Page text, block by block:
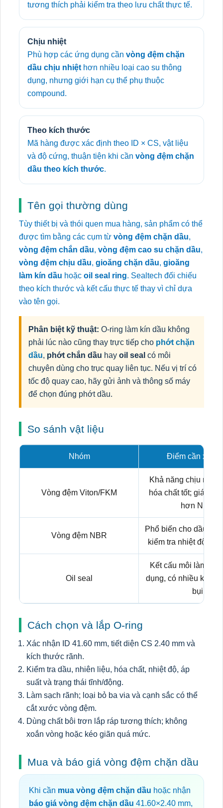
tương thích phải kiểm tra theo lưu chất thực tế.
Chịu nhiệt
Phù hợp các ứng dụng cần vòng đệm chặn
dầu chịu nhiệt hơn nhiều loại cao su thông
dụng, nhưng giới hạn cụ thể phụ thuộc
compound.
Theo kích thước
Mã hàng được xác định theo ID × CS, vật liệu
và độ cứng, thuận tiện khi cần vòng đệm chặn
dầu theo kích thước.
Tên gọi thường dùng
Tùy thiết bị và thói quen mua hàng, sản phẩm có thể
được tìm bằng các cụm từ vòng đệm chặn dầu,
vòng đệm chắn dầu, vòng đệm cao su chặn dầu,
vòng đệm chịu dầu, gioăng chặn dầu, gioăng
làm kín dầu hoặc oil seal ring. Sealtech đối chiếu
theo kích thước và kết cấu thực tế thay vì chỉ dựa
vào tên gọi.
Phân biệt kỹ thuật: O-ring làm kín dầu không
phải lúc nào cũng thay trực tiếp cho phớt chặn
dầu, phớt chắn dầu hay oil seal có môi
chuyên dùng cho trục quay liên tục. Nếu vị trí có
tốc độ quay cao, hãy gửi ảnh và thông số máy
để chọn đúng phớt dầu.
So sánh vật liệu
Nhóm Điểm cần xem
Vòng đệm Viton/FKM
Khả năng chịu
hóa chất tốt; giá
hơn NBR.
Vòng đệm NBR
Phổ biến cho dầu
kiểm tra nhiệt độ và
Oil seal
Kết cấu môi làm kín
dụng, có nhiều kiểu
bụi.
Cách chọn và lắp O-ring
Xác nhận ID 41.60 mm, tiết diện CS 2.40 mm và
kích thước rãnh.
Kiểm tra dầu, nhiên liệu, hóa chất, nhiệt độ, áp
suất và trạng thái tĩnh/động.
Làm sạch rãnh; loại bỏ ba via và cạnh sắc có thể
cắt xước vòng đệm.
Dùng chất bôi trơn lắp ráp tương thích; không
xoắn vòng hoặc kéo giãn quá mức.
Mua và báo giá vòng đệm chặn dầu
Khi cần mua vòng đệm chặn dầu hoặc nhận
báo giá vòng đệm chặn dầu 41.60×2.40 mm,